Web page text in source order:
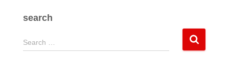
search
S
e
Search …